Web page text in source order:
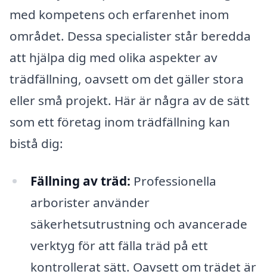
med kompetens och erfarenhet inom
området. Dessa specialister står beredda
att hjälpa dig med olika aspekter av
trädfällning, oavsett om det gäller stora
eller små projekt. Här är några av de sätt
som ett företag inom trädfällning kan
bistå dig:
Fällning av träd: Professionella
arborister använder
säkerhetsutrustning och avancerade
verktyg för att fälla träd på ett
kontrollerat sätt. Oavsett om trädet är